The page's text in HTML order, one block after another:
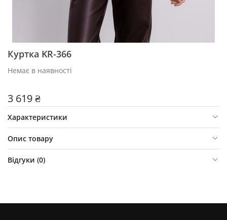
Куртка KR-366
Немає в наявності
3 619 ₴
Характеристики
Опис товару
Відгуки (0)